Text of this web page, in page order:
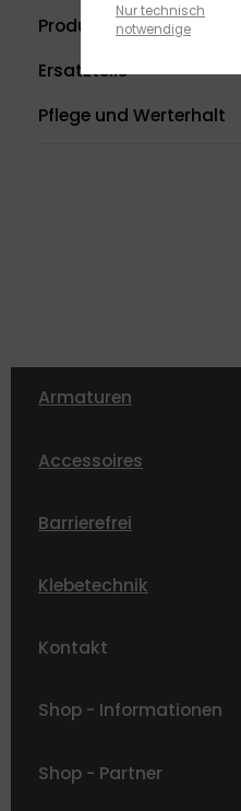
Produktinfo
Ersatzteile
Pflege und Werterhalt
Armaturen
Accessoires
Barrierefrei
Klebetechnik
Kontakt
Shop - Informationen
Shop - Partner
Nur technisch
notwendige